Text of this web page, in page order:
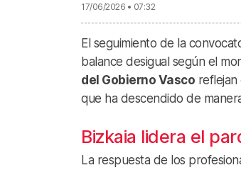
17/06/2026 • 07:32
El seguimiento de la
balance desigual según el
del Gobierno Vasco
que ha descendido de
Bizkaia lidera el
La respuesta de los